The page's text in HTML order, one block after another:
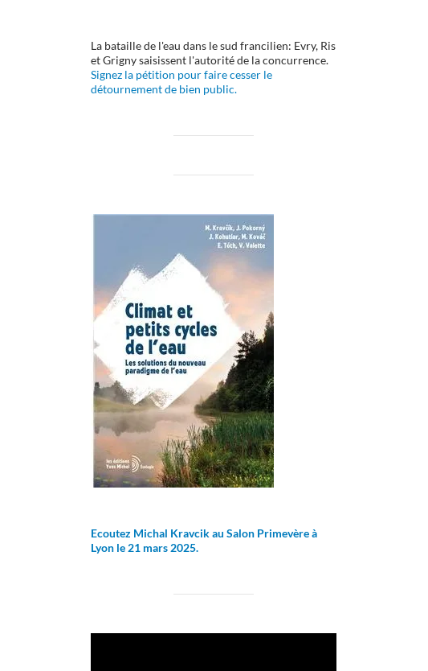
La bataille de l'eau dans le sud francilien: Evry, Ris
et Grigny saisissent l'autorité de la concurrence.
Signez la pétition pour faire cesser le
détournement de bien public.
Ecoutez Michal Kravcik au Salon Primevère à
Lyon le 21 mars 2025.